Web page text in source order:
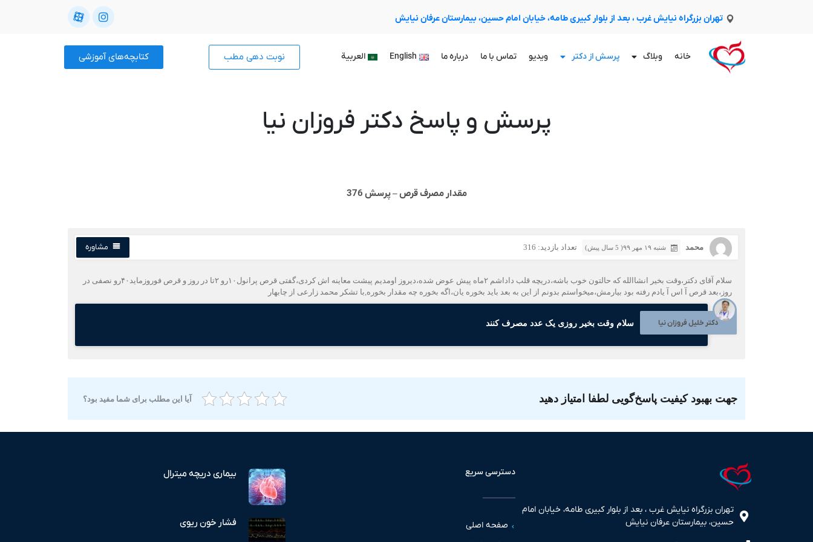
تهران بزرگراه نیایش غرب ، بعد از بلوار کبیری طامه، خیابان امام حسین، بیمارستان عرفان نیایش
خانه وبلاگ پرسش از دکتر ویدیو تماس با ما درباره ما English العربية نوبت دهی مطب کتابچه‌های آموزشی
پرسش و پاسخ دکتر فروزان نیا
مقدار مصرف قرص – پرسش 376
محمد شنبه ۱۹ مهر ۹۹( 5 سال پیش) تعداد بازدید: 316 مشاوره
سلام آقای دکتر،وقت بخیر انشاالله که حالتون خوب باشه،دریچه قلب داداشم ۲ماه پیش عوض شده،دیروز اومدیم پیشت معاینه اش کردی،گفتی قرص پرانول۱۰رو ۲تا در روز و قرص فوروزماید۴۰رو نصفی در
روز،بعد قرص آ اس آ یادم رفته بود بیارمش،میخواستم بدونم از این به بعد باید بخوره یان،اگه بخوره چه مقدار بخوره,با تشکر محمد زارعی از چابهار
دکتر خلیل فروزان نیا سلام وقت بخیر روزی یک عدد مصرف کنند
جهت بهبود کیفیت پاسخ‌گویی لطفا امتیاز دهید آیا این مطلب برای شما مفید بود؟
تهران بزرگراه نیایش غرب ، بعد از بلوار کبیری طامه، خیابان امام
حسین، بیمارستان عرفان نیایش
دسترسی سریع
صفحه اصلی
بیماری دریچه میترال
فشار خون ریوی